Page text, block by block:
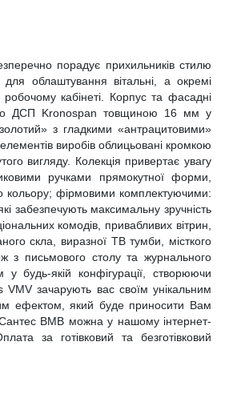
порадує прихильників стилю
облаштування вітальні, а окремі
кабінеті. Корпус та фасадні
ДСП Kronospan товщиною 16 мм у
з гладкими «антрацитовими»
виробів облицьовані кромкою
вигляду. Колекція привертає увагу
ручками прямокутної форми,
кольору; фірмовими комплектуючими:
забезпечують максимальну зручність
комодів, привабливих вітрин,
скла, виразної ТВ тумби, місткого
з письмового столу та журнального
будь-якій конфігурації, створюючи
VMV зачарують вас своїм унікальним
ефектом, який буде приносити Вам
ВМВ можна у нашому інтернет-
за готівковий та безготівковий